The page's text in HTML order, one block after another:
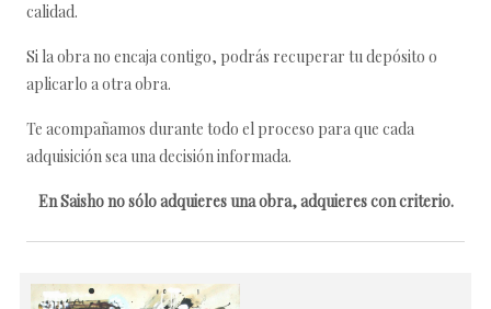
calidad.
Si la obra no encaja contigo, podrás recuperar tu depósito o
aplicarlo a otra obra.
Te acompañamos durante todo el proceso para que cada
adquisición sea una decisión informada.
En Saisho no sólo adquieres una obra, adquieres con criterio.